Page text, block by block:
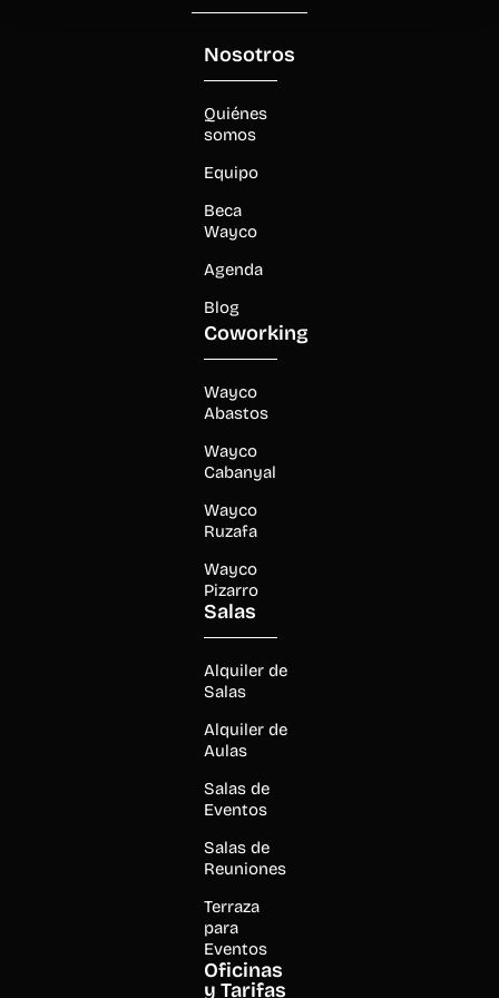
Nosotros
Quiénes
somos
Equipo
Beca
Wayco
Agenda
Blog
Coworking
Wayco
Abastos
Wayco
Cabanyal
Wayco
Ruzafa
Wayco
Pizarro
Salas
Alquiler de
Salas
Alquiler de
Aulas
Salas de
Eventos
Salas de
Reuniones
Terraza
para
Eventos
Oficinas
y Tarifas